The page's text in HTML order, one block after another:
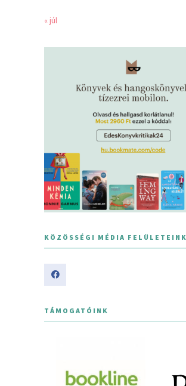
« júl
KÖZÖSSÉGI MÉDIA FELÜLETEINK
TÁMOGATÓINK